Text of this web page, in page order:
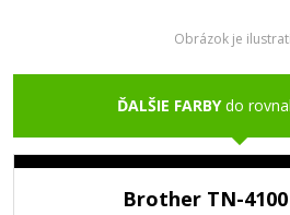
Obrázok je
ĎALŠIE FARBYdo
Brother TN-